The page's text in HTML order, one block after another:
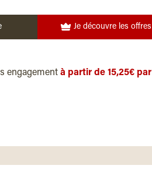
Je découvre les
engagement à partir de 15,25€